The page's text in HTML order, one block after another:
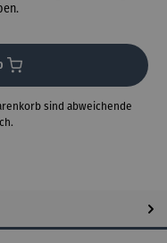
sind abweichende